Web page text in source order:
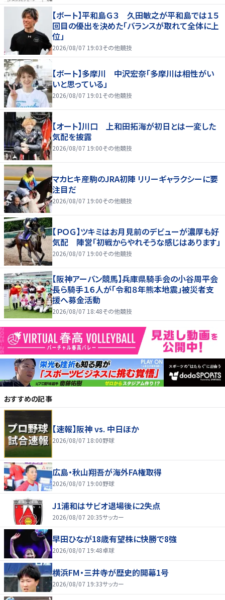
【ボート】平和島Ｇ３ 久田敏之が平和島では１５
回目の優出を決めた「バランスが取れて全体に上
位」
2026/08/07 19:03その他競技
【ボート】多摩川 中沢宏奈「多摩川は相性がい
いと思っている」
2026/08/07 19:01 その他競技
【オート】川口 上和田拓海が初日とは一変した
気配を披露
2026/08/07 19:00その他競技
マカヒキ産駒のJRA初陣 リリーギャラクシーに要
注目だ
2026/08/07 19:00その他競技
【ＰＯＧ】ツキミはお月見前のデビューが濃厚も好
気配 陣営「初戦からやれそうな感じはあります」
2026/08/07 19:00その他競技
【阪神アーバン競馬】兵庫県騎手会の小谷周平会
長ら騎手１６人が「令和８年熊本地震」被災者支
援へ募金活動
2026/08/07 18:48その他競技
おすすめの記事
【速報】阪神 vs. 中日ほか
2026/08/07 18:00野球
広島・秋山翔吾が海外FA権取得
2026/08/07 19:00野球
J1浦和はサビオ退場後に2失点
2026/08/07 20:35サッカー
早田ひなが18歳有望株に快勝で8強
2026/08/07 19:48卓球
横浜FM・三井寺が歴史的開幕1号
2026/08/07 19:33サッカー